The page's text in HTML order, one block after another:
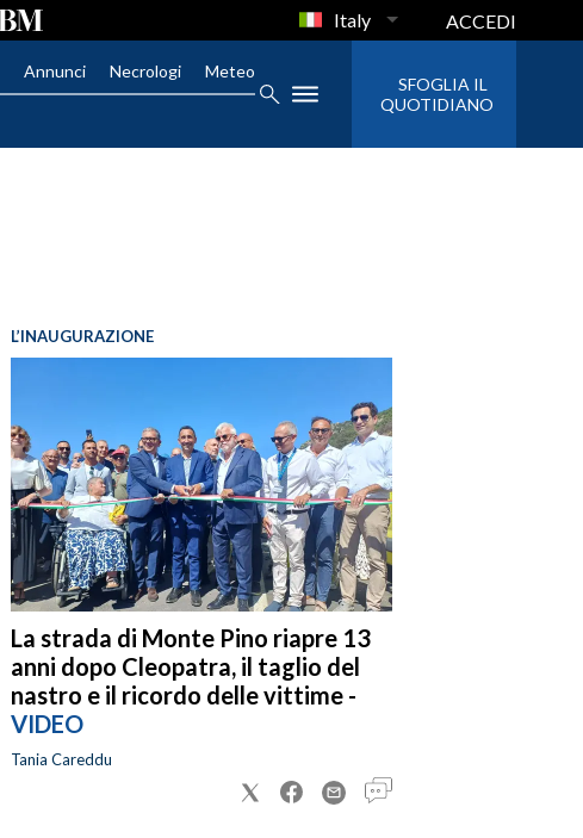
Italy ACCEDI
Annunci Necrologi Meteo
SFOGLIA IL
QUOTIDIANO
L’INAUGURAZIONE
La strada di Monte Pino riapre 13
anni dopo Cleopatra, il taglio del
nastro e il ricordo delle vittime -
VIDEO
Tania Careddu